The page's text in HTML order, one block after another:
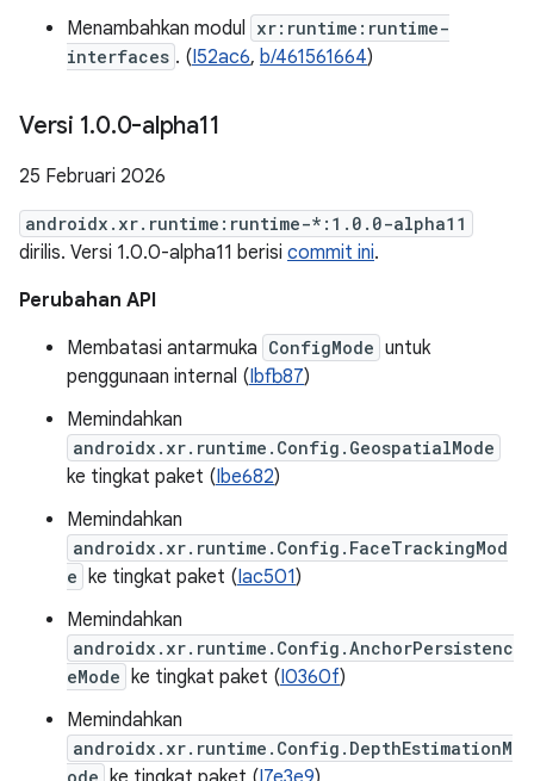
Menambahkan modul xr:runtime:runtime-
interfaces . (I52ac6, b/461561664)
Versi 1.0.0-alpha11
25 Februari 2026
androidx.xr.runtime:runtime-*:1.0.0-alpha11
dirilis. Versi 1.0.0-alpha11 berisi commit ini.
Perubahan API
Membatasi antarmuka ConfigMode untuk
penggunaan internal (Ibfb87)
Memindahkan
androidx.xr.runtime.Config.GeospatialMode
ke tingkat paket (Ibe682)
Memindahkan
androidx.xr.runtime.Config.FaceTrackingMod
e ke tingkat paket (Iac501)
Memindahkan
androidx.xr.runtime.Config.AnchorPersistenc
eMode ke tingkat paket (I0360f)
Memindahkan
androidx.xr.runtime.Config.DepthEstimationM